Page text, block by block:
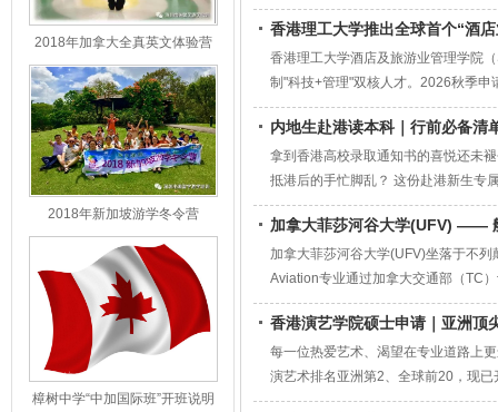
2018年加拿大全真英文体验营
2018年新加坡游学冬令营
樟树中学“中加国际班”开班说明
径。
香港理工大学推出全球首个“酒
香港理工大学酒店及旅游业管理学院
制"科技+管理"双核人才。2026秋季
内地生赴港读本科｜行前必备清
拿到香港高校录取通知书的喜悦还未
抵港后的手忙脚乱？ 这份赴港新生专
活。
加拿大菲莎河谷大学(UFV) ——
加拿大菲莎河谷大学(UFV)坐落于不
Aviation专业通过加拿大交通部（TC
(CPL) 2024年被《加拿大航空杂志》
香港演艺学院硕士申请｜亚洲顶
每一位热爱艺术、渴望在专业道路上
演艺术排名亚洲第2、全球前20，现